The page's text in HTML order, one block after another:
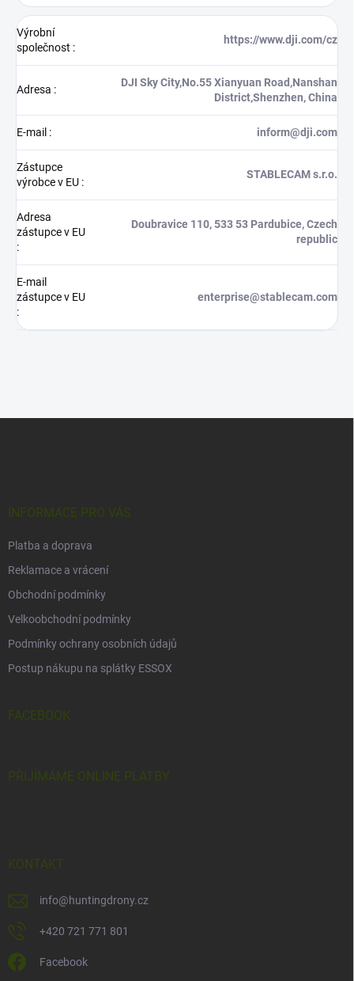
Výrobní
společnost :
https://www.dji.com/cz
Adresa :
DJI Sky City,No.55 Xianyuan Road,Nanshan
District,Shenzhen, China
E-mail : inform@dji.com
Zástupce
výrobce v EU :
STABLECAM s.r.o.
Adresa
zástupce v EU
:
Doubravice 110, 533 53 Pardubice, Czech
republic
E-mail
zástupce v EU
:
enterprise@stablecam.com
INFORMACE PRO VÁS
Platba a doprava
Reklamace a vrácení
Obchodní podmínky
Velkoobchodní podmínky
Podmínky ochrany osobních údajů
Postup nákupu na splátky ESSOX
FACEBOOK
PŘIJÍMÁME ONLINE PLATBY
KONTAKT
info@huntingdrony.cz
+420 721 771 801
Facebook